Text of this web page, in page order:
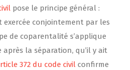
pose le principe général :
conjointement par les
de coparentalité s’applique
après la séparation, qu’il y ait
372 du code civil confirme